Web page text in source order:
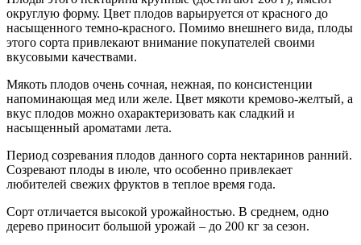
округлую форму. Цвет плодов варьируется от красного до
насыщенного темно-красного. Помимо внешнего вида, плоды
этого сорта привлекают внимание покупателей своими
вкусовыми качествами.
Мякоть плодов очень сочная, нежная, по консистенции
напоминающая мед или желе. Цвет мякоти кремово-желтый, а
вкус плодов можно охарактеризовать как сладкий и
насыщенный ароматами лета.
Период созревания плодов данного сорта нектаринов ранний.
Созревают плоды в июле, что особенно привлекает
любителей свежих фруктов в теплое время года.
Сорт отличается высокой урожайностью. В среднем, одно
дерево приносит большой урожай – до 200 кг за сезон.